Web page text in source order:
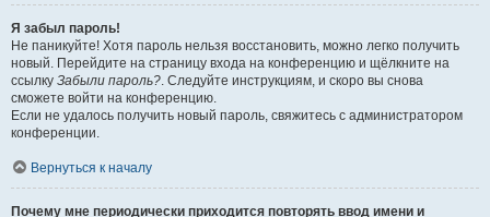
Я забыл пароль!
Не паникуйте! Хотя пароль нельзя восстановить, можно легко получить
новый. Перейдите на страницу входа на конференцию и щёлкните на
ссылку Забыли пароль?. Следуйте инструкциям, и скоро вы снова
сможете войти на конференцию.
Если не удалось получить новый пароль, свяжитесь с администратором
конференции.
Вернуться к началу
Почему мне периодически приходится повторять ввод имени и